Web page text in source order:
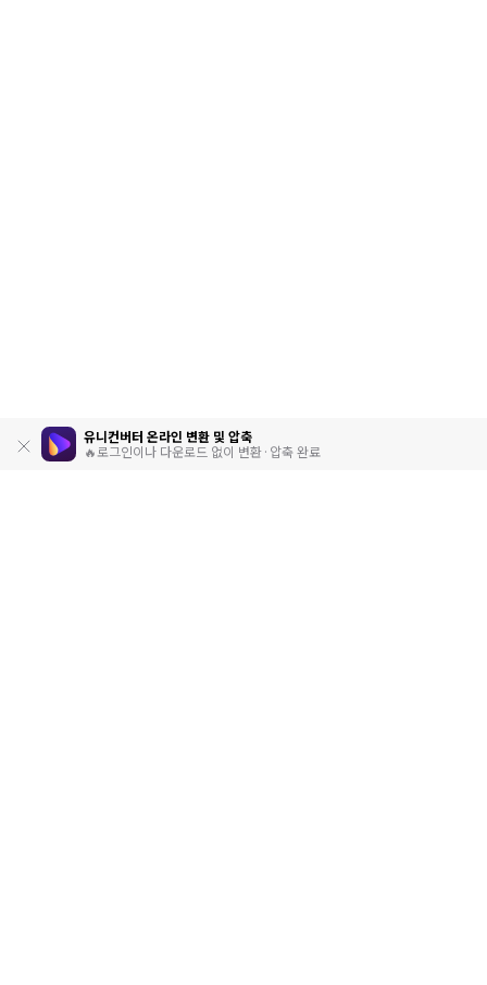
유니컨버터 온라인 변환 및 압축
🔥로그인이나 다운로드 없이 변환·압축 완료